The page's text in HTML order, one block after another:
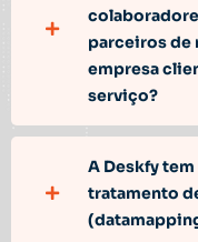
parceiros de
empresa
serviço?
A Deskfy
tratamento